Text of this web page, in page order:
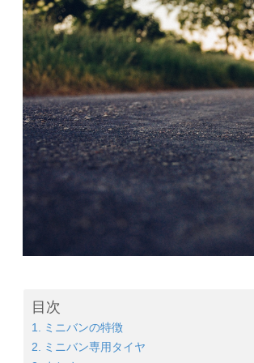
目次
ミニバンの特徴
ミニバン専用タイヤ